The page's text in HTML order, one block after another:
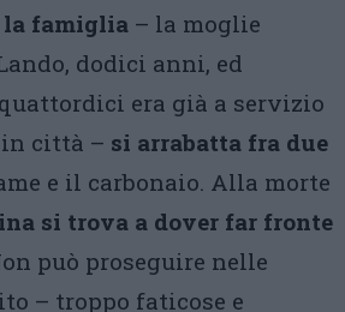
la famiglia – la moglie
dodici anni, ed
era già a servizio
città – si arrabatta fra due
e il carbonaio. Alla morte
si trova a dover far fronte
può proseguire nelle
– troppo faticose e